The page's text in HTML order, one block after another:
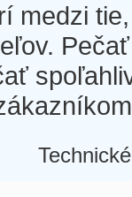
medzi